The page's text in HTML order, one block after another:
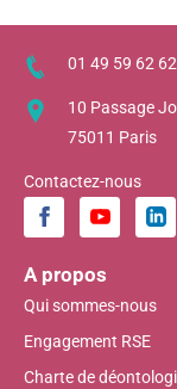
01 49 59 62 62
10 Passage
75011 Paris
Contactez-nous
A propos
Qui sommes-nous
Engagement RSE
Charte de